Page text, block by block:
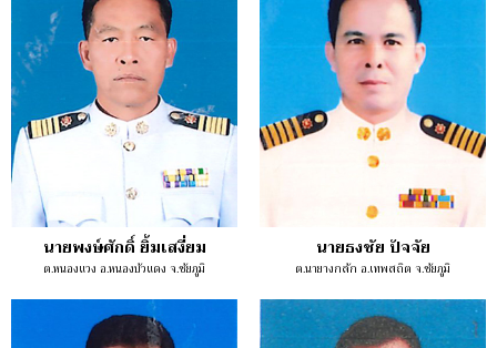
นายพงษ์ศักดิ์ ยิ้มเสงี่ยม
ต.หนองแวง อ.หนองบัวแดง จ.ชัยภูมิ
นายธงชัย ปัจจัย
ต.นายางกลัก อ.เทพสถิต จ.ชัยภูมิ